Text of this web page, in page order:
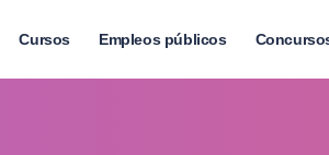
Cursos Empleos públicos